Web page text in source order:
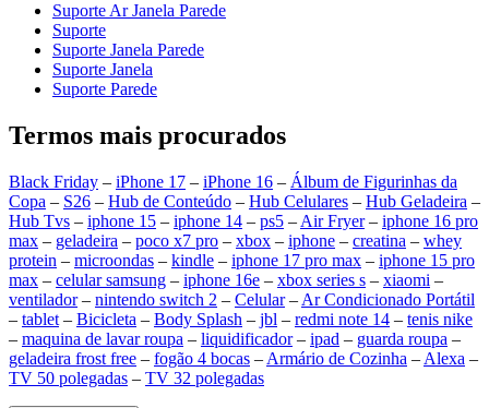
Suporte Ar Janela Parede
Suporte
Suporte Janela Parede
Suporte Janela
Suporte Parede
Termos mais procurados
Black Friday – iPhone 17 – iPhone 16 – Álbum de Figurinhas da
Copa – S26 – Hub de Conteúdo – Hub Celulares – Hub Geladeira –
Hub Tvs – iphone 15 – iphone 14 – ps5 – Air Fryer– iphone 16 pro
max – geladeira – poco x7 pro – xbox – iphone – creatina – whey
protein – microondas – kindle – iphone 17 pro max – iphone 15 pro
max – celular samsung – iphone 16e – xbox series s – xiaomi –
ventilador– nintendo switch 2 – Celular– Ar Condicionado Portátil
– tablet – Bicicleta – Body Splash – jbl – redmi note 14 – tenis nike
– maquina de lavar roupa – liquidificador– ipad – guarda roupa –
geladeira frost free – fogão 4 bocas – Armário de Cozinha – Alexa –
TV 50 polegadas – TV 32 polegadas